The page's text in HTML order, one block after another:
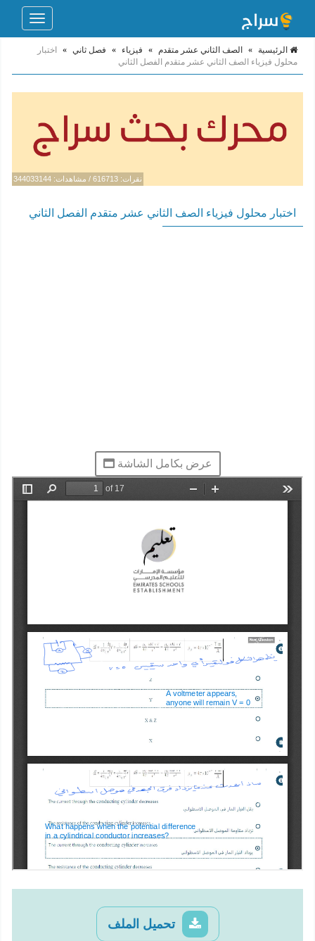
Toggle
الرئيسية » الصف الثاني عشر متقدم » فيزياء » فصل ثاني »
اختبار
محلول فيزياء الصف الثاني عشر متقدم الفصل الثاني
نقرات: 616713 / مشاهدات: 344033144
اختبار محلول فيزياء الصف الثاني عشر متقدم الفصل الثاني
عرض بكامل الشاشة
تحميل الملف